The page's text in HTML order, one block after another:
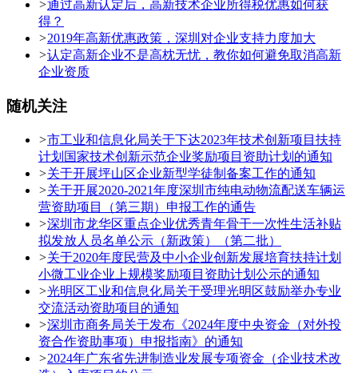
>通过高新认定后，高新技术企业所得税优惠如何获
得？
>2019年高新优惠政策，深圳对企业支持力度加大
>认定高新企业不是高枕无忧，教你如何避免取消高新
企业资质
随机关注
>市工业和信息化局关于下达2023年技术创新项目扶持
计划国家技术创新示范企业奖励项目资助计划的通知
>关于开展坪山区企业新型学徒制备案工作的通知
>关于开展2020-2021年度深圳市纯电动物流配送车辆运
营资助项目（第三期）申报工作的通告
>深圳市龙华区重点企业优秀青年骨干一次性生活补贴
拟发放人员名单公示（新政策）（第二批）
>关于2020年度民营及中小企业创新发展培育扶持计划
小微工业企业上规模奖励项目资助计划公示的通知
>光明区工业和信息化局关于受理光明区鼓励举办专业
交流活动资助项目的通知
>深圳市商务局关于发布《2024年度中央资金（对外投
资合作资助事项）申报指南》的通知
>2024年广东省先进制造业发展专项资金（企业技术改